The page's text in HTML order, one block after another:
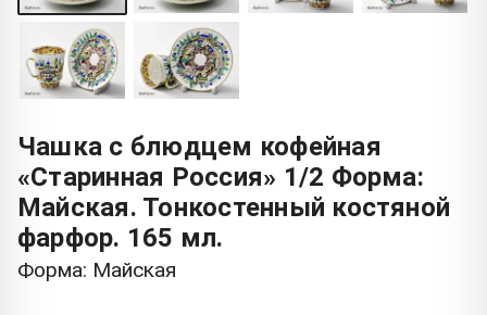
Чашка с блюдцем кофейная
«Старинная Россия» 1/2 Форма:
Майская. Тонкостенный костяной
фарфор. 165 мл.
Форма: Майская